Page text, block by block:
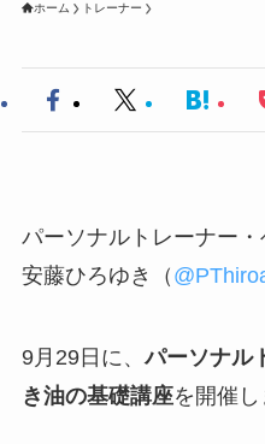
ホーム トレーナー
パーソナルトレーナー
安藤ひろゆき（
9月29日に、パーソナル
き油の基礎講座を開催し